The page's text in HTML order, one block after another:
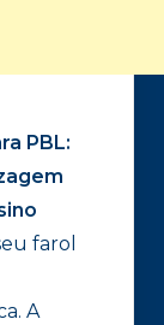
PBL:
farol
A